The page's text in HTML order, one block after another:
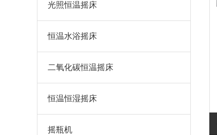
光照恒温摇床
恒温水浴摇床
二氧化碳恒温摇床
恒温恒湿摇床
摇瓶机